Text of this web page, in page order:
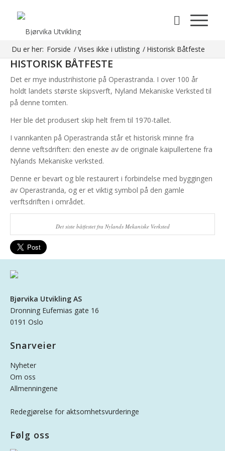
Du er her: Forside /Vises ikke i utlisting / Historisk Båtfeste
HISTORISK BÅTFESTE
Det er mye industrihistorie på Operastranda. I over 100 år
holdt landets største skipsverft, Nyland Mekaniske Verksted til
på denne tomten.
Her ble det produsert skip helt frem til 1970-tallet.
I vannkanten på Operastranda står et historisk minne fra
denne veftsdriften: den eneste av de originale kaipullertene fra
Nylands Mekaniske verksted.
Denne er bevart og ble restaurert i forbindelse med byggingen
av Operastranda, og er et viktig symbol på den gamle
verftsdriften i området.
Det siste båtfestet fra Nylands Mekaniske Verksted
Bjørvika Utvikling AS
Dronning Eufemias gate 16
0191 Oslo
Snarveier
Nyheter
Om oss
Allmenningene
Redegjørelse for aktsomhetsvurderinge
Følg oss